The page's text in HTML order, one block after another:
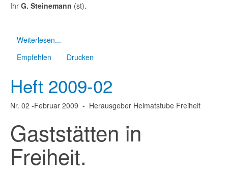
Ihr G. Steinemann (st).
Weiterlesen...
Empfehlen
Drucken
Heft 2009-02
Nr. 02 -Februar 2009 - Herausgeber Heimatstube Freiheit
Gaststätten in
Freiheit.